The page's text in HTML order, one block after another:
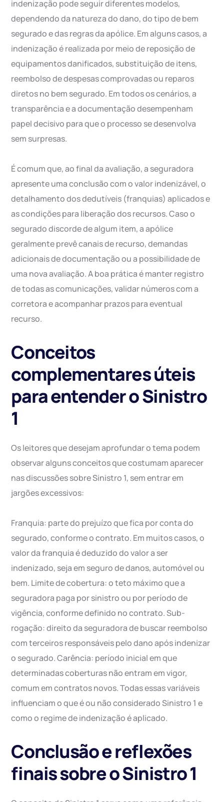
indenização pode seguir diferentes modelos,
dependendo da natureza do dano, do tipo de bem
segurado e das regras da apólice. Em alguns casos, a
indenização é realizada por meio de reposição de
equipamentos danificados, substituição de itens,
reembolso de despesas comprovadas ou reparos
diretos no bem segurado. Em todos os cenários, a
transparência e a documentação desempenham
papel decisivo para que o processo se desenvolva
sem surpresas.
É comum que, ao final da avaliação, a seguradora
apresente uma conclusão com o valor indenizável, o
detalhamento dos dedutíveis (franquias) aplicados e
as condições para liberação dos recursos. Caso o
segurado discorde de algum item, a apólice
geralmente prevê canais de recurso, demandas
adicionais de documentação ou a possibilidade de
uma nova avaliação. A boa prática é manter registro
de todas as comunicações, validar números com a
corretora e acompanhar prazos para eventual
recurso.
Conceitos
complementares úteis
para entender o Sinistro
1
Os leitores que desejam aprofundar o tema podem
observar alguns conceitos que costumam aparecer
nas discussões sobre Sinistro 1, sem entrar em
jargões excessivos:
Franquia: parte do prejuízo que fica por conta do
segurado, conforme o contrato. Em muitos casos, o
valor da franquia é deduzido do valor a ser
indenizado, seja em seguro de danos, automóvel ou
bem. Limite de cobertura: o teto máximo que a
seguradora paga por sinistro ou por período de
vigência, conforme definido no contrato. Sub-
rogação: direito da seguradora de buscar reembolso
com terceiros responsáveis pelo dano após indenizar
o segurado. Carência: período inicial em que
determinadas coberturas não entram em vigor,
comum em contratos novos. Todas essas variáveis
influenciam o que é ou não considerado Sinistro 1 e
como o regime de indenização é aplicado.
Conclusão e reflexões
finais sobre o Sinistro 1